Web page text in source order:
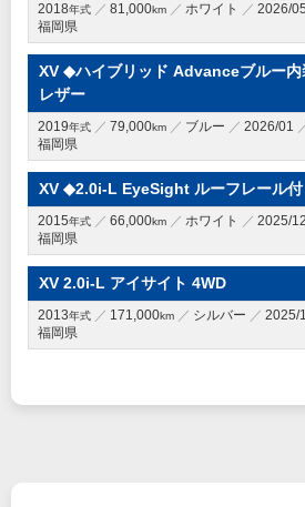
2018年式 81,000km ホワイト
2026/05
福岡県
XV ◆ハイブリッド Advanceブルー内
レザー
2019年式 79,000km ブルー
2026/01
福岡県
XV ◆2.0i-L EyeSight ルーフレール付
2015年式 66,000km ホワイト
2025/12
福岡県
XV 2.0i-L アイサイト 4WD
2013年式 171,000km シルバー
2025/
福岡県